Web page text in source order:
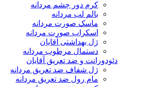
کرم دور چشم مردانه
بالم لب مردانه
ماسک صورت مردانه
اسکراب صورت مردانه
ژل بهداشتی آقایان
دستمال مرطوب مردانه
دئودورانت و ضد تعریق آقایان
ژل شفاف ضد تعریق مردانه
مام رول ضد تعریق مردانه